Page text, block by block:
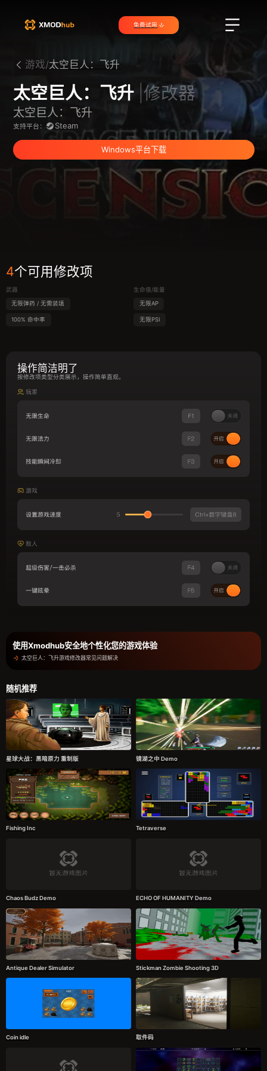
免费试用
游戏/太空巨人：飞升
太空巨人：飞升 |修改器
太空巨人：飞升
支持平台： Steam
Windows平台下载
4个可用修改项
武器
无限弹药 / 无需装填
100% 命中率
生命值/能量
无限AP
无限PSI
操作简洁明了
按修改项类型分类展示，操作简单直观。
使用Xmodhub安全地个性化您的游戏体验
太空巨人：飞升游戏修改器常见问题解决
随机推荐
星球大战：黑暗原力 重制版 镜湖之中 Demo
Fishing Inc Tetraverse
Chaos Budz Demo ECHO OF HUMANITY Demo
Antique Dealer Simulator Stickman Zombie Shooting 3D
Coin idle 取件码